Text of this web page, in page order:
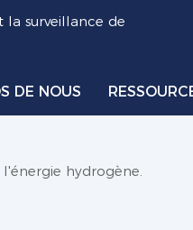
la surveillance de
DE NOUS
hydrogène.